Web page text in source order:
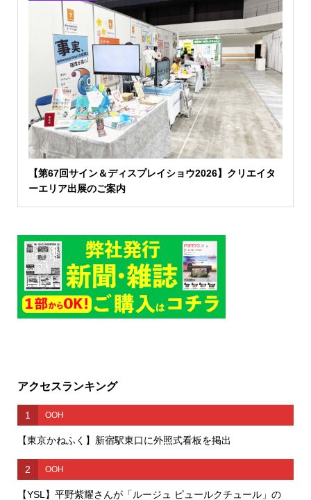
【第67回サイン＆ディスプレイショウ2026】クリエイタ
ーエリア出展のご案内
アクセスランキング
1 OOH
【東京かねふく】新宿駅東口に外照式看板を掲出
2 OOH
【YSL】平野紫耀さんが「ルージュ ピュールクチュール」の